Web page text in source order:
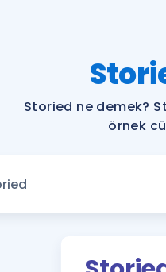
Storied ne demek?
örnek